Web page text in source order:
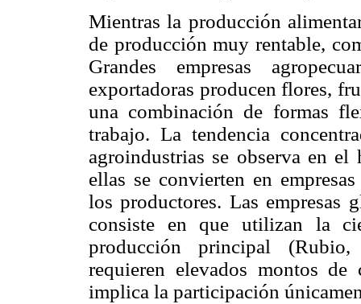
Mientras la producción
de producción muy rentable,
Grandes empresas
exportadoras producen flores,
una combinación de formas
trabajo. La tendencia
agroindustrias se observa en el
ellas se convierten en
los productores. Las empresas
consiste en que utilizan la
producción principal
requieren elevados montos
implica la participación